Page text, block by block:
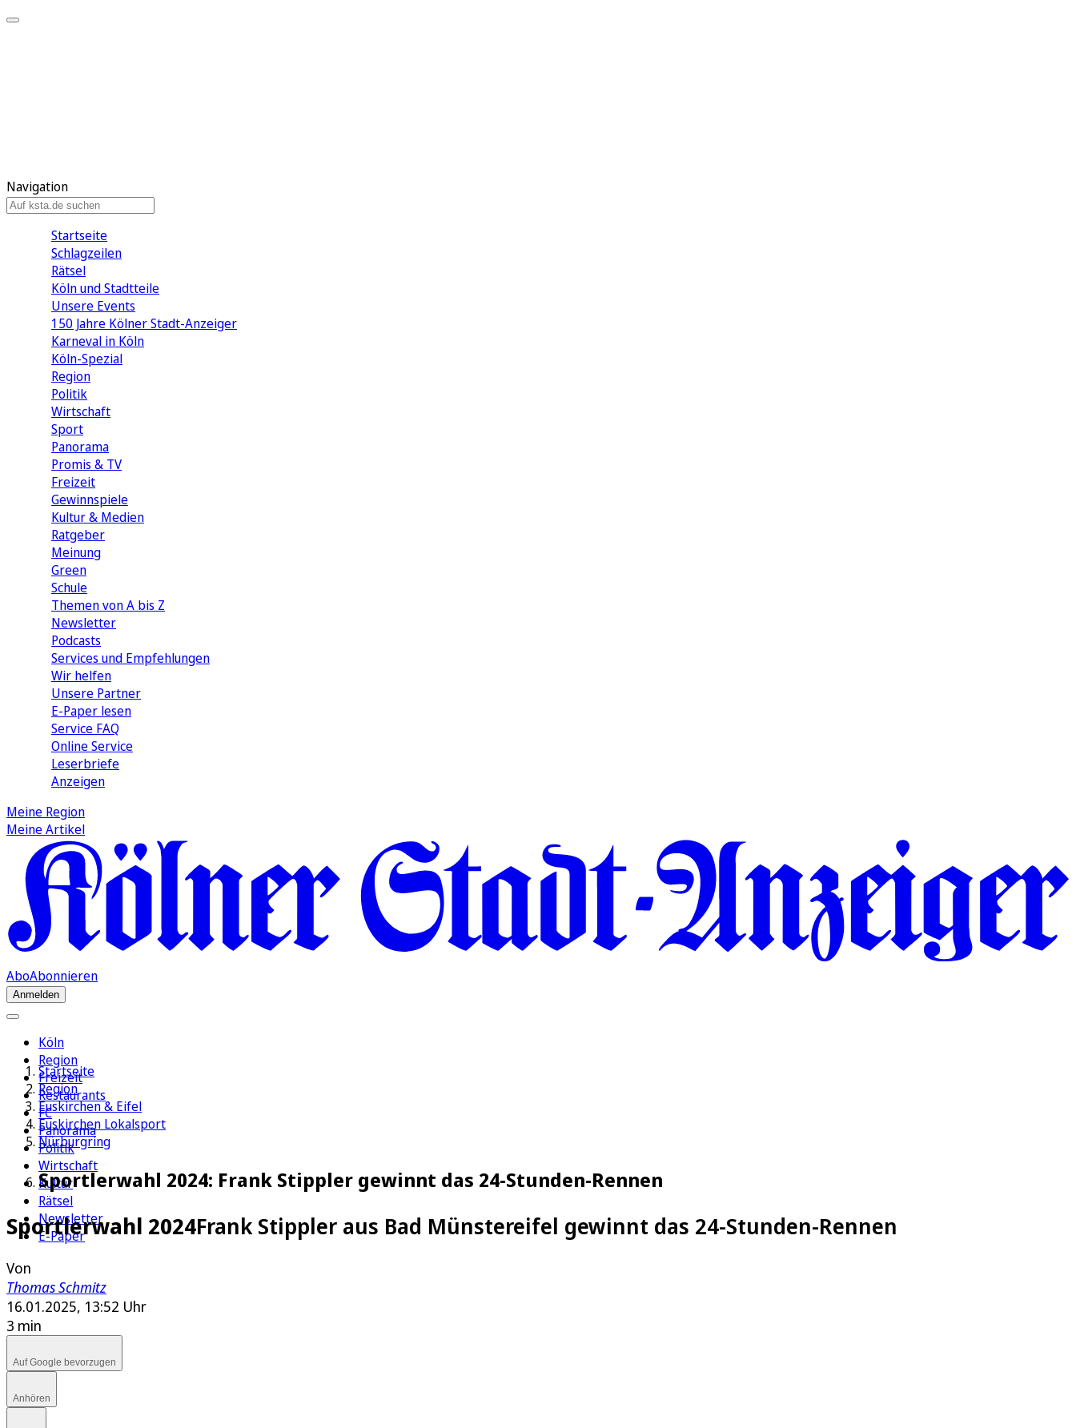
Navigation
Startseite
Schlagzeilen
Rätsel
Köln und Stadtteile
Unsere Events
150 Jahre Kölner Stadt-Anzeiger
Karneval in Köln
Köln-Spezial
Region
Politik
Wirtschaft
Sport
Panorama
Promis & TV
Freizeit
Gewinnspiele
Kultur & Medien
Ratgeber
Meinung
Green
Schule
Themen von A bis Z
Newsletter
Podcasts
Services und Empfehlungen
Wir helfen
Unsere Partner
E-Paper lesen
Service FAQ
Online Service
Leserbriefe
Anzeigen
Meine Region
Meine Artikel
AboAbonnieren
Anmelden
Köln
Region
Freizeit
Restaurants
FC
Panorama
Politik
Wirtschaft
Kultur
Rätsel
Newsletter
E-Paper
Startseite
Region
Euskirchen & Eifel
Euskirchen Lokalsport
Nürburgring
Sportlerwahl 2024: Frank Stippler gewinnt das 24-Stunden-Rennen
Sportlerwahl 2024Frank Stippler aus Bad Münstereifel gewinnt das 24-Stunden-Rennen
Von
Thomas Schmitz
16.01.2025, 13:52 Uhr
3 min
Auf Google bevorzugen
Anhören